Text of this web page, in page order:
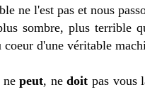
ne l'est pas et nous
sombre, plus
d'une véritable
nepeut, nedoit pas vous